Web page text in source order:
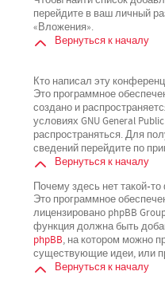
перейдите в ваш личный
«Вложения».
Вернуться к началу
Кто написал эту
Это программное
создано и
условиях GNU General
распространяться. Для
сведений перейдите по
Вернуться к началу
Почему здесь нет такой-
Это программное
лицензировано phpBB
функция должна быть
phpBB, на котором можно
существующие идеи, или
Вернуться к началу